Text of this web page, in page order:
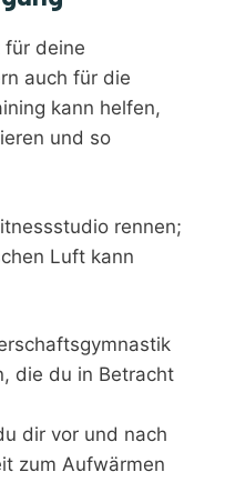
für deine
auch für die
kann helfen,
und so
rennen;
Luft kann
die du in Betracht
dir vor und nach
zum Aufwärmen